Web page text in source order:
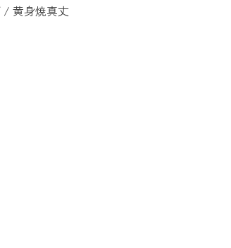
黄身焼真丈